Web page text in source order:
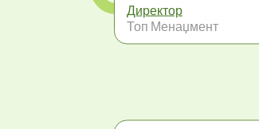
Директор
Топ Менаџмент